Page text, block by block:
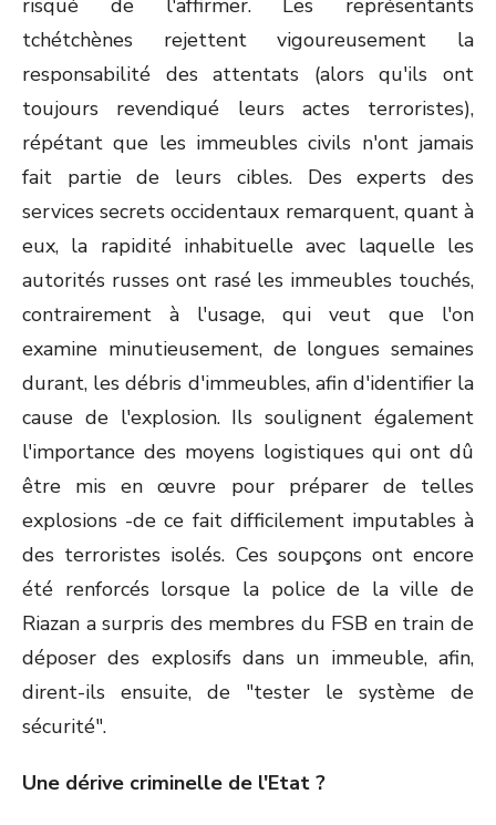
risqué de l'affirmer. Les représentants
tchétchènes rejettent vigoureusement la
responsabilité des attentats (alors qu'ils ont
toujours revendiqué leurs actes terroristes),
répétant que les immeubles civils n'ont jamais
fait partie de leurs cibles. Des experts des
services secrets occidentaux remarquent, quant à
eux, la rapidité inhabituelle avec laquelle les
autorités russes ont rasé les immeubles touchés,
contrairement à l'usage, qui veut que l'on
examine minutieusement, de longues semaines
durant, les débris d'immeubles, afin d'identifier la
cause de l'explosion. Ils soulignent également
l'importance des moyens logistiques qui ont dû
être mis en œuvre pour préparer de telles
explosions -de ce fait difficilement imputables à
des terroristes isolés. Ces soupçons ont encore
été renforcés lorsque la police de la ville de
Riazan a surpris des membres du FSB en train de
déposer des explosifs dans un immeuble, afin,
dirent-ils ensuite, de "tester le système de
sécurité".
Une dérive criminelle de l'Etat ?